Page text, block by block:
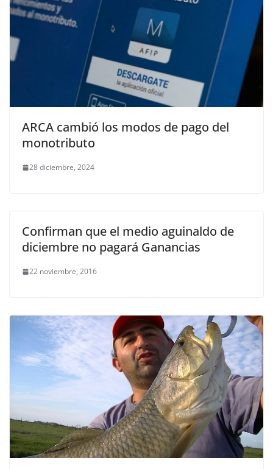
ARCA cambió los modos de pago del
monotributo
28 diciembre, 2024
Confirman que el medio aguinaldo de
diciembre no pagará Ganancias
22 noviembre, 2016